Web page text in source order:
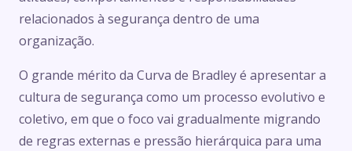
relacionados à segurança dentro de uma
organização.
O grande mérito da Curva de Bradley é apresentar a
cultura de segurança como um processo evolutivo e
coletivo, em que o foco vai gradualmente migrando
de regras externas e pressão hierárquica para uma